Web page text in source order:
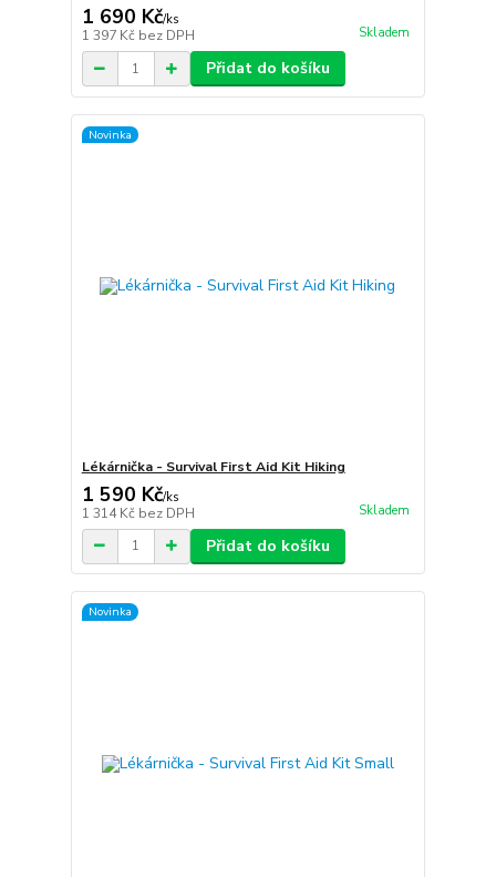
1 690 Kč/ks
1 397 Kč bez DPH Skladem
Přidat do košíku
Novinka
Lékárnička - Survival First Aid Kit Hiking
1 590 Kč/ks
1 314 Kč bez DPH Skladem
Přidat do košíku
Novinka